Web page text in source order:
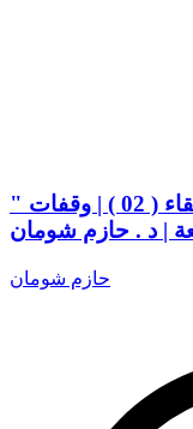
" الإعجاز التغييري في السورة " | اللقاء ( 02 ) | وقفات
| د . حازم شومان
حازم شومان